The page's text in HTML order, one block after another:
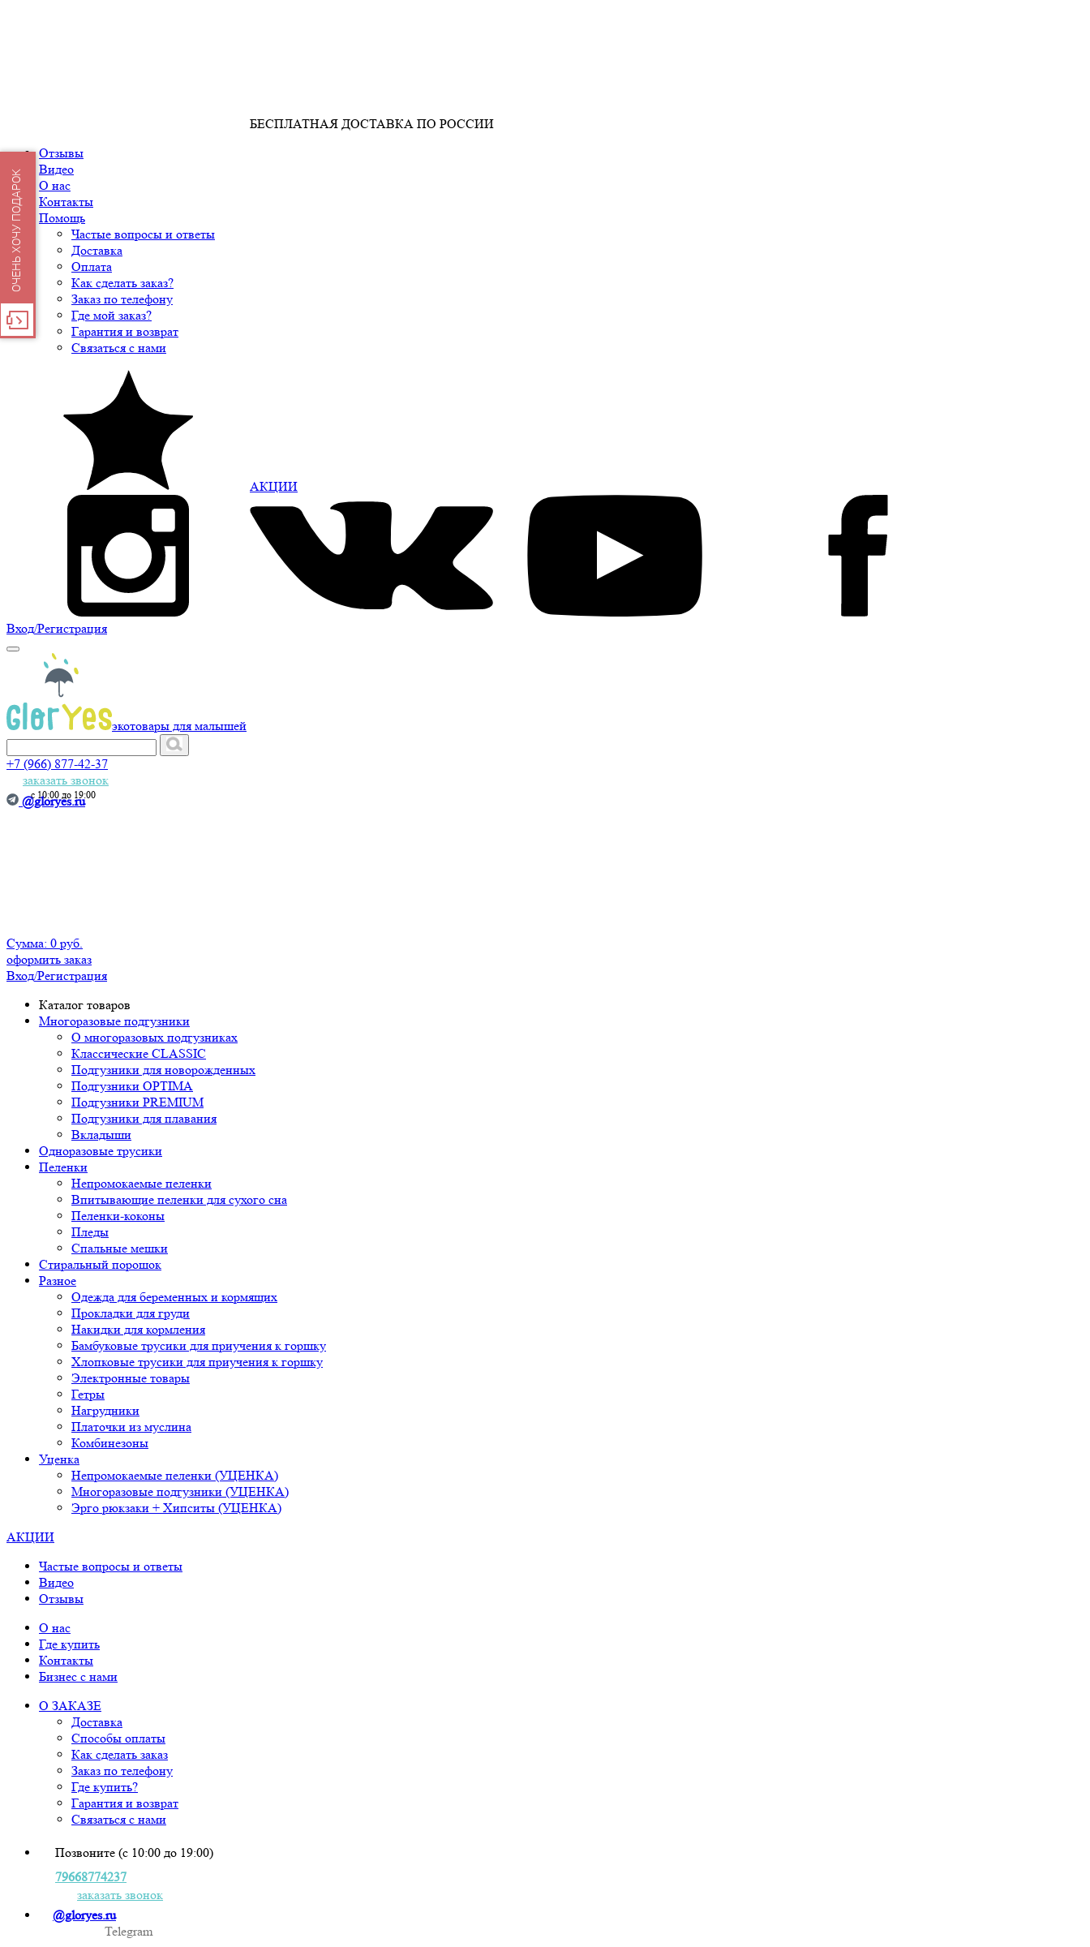
БЕСПЛАТНАЯ ДОСТАВКА ПО РОССИИ
Отзывы
Видео
О нас
Контакты
Помощь
Частые вопросы и ответы
Доставка
Оплата
Как сделать заказ?
Заказ по телефону
Где мой заказ?
Гарантия и возврат
Связаться с нами
АКЦИИ
Вход/Регистрация
экотовары для малышей
+7 (966) 877-42-37
заказать звонок
с 10:00 до 19:00
@gloryes.ru
Сумма: 0 руб.
оформить заказ
Вход/Регистрация
Каталог товаров
Многоразовые подгузники
О многоразовых подгузниках
Классические CLASSIC
Подгузники для новорожденных
Подгузники OPTIMA
Подгузники PREMIUM
Подгузники для плавания
Вкладыши
Одноразовые трусики
Пеленки
Непромокаемые пеленки
Впитывающие пеленки для сухого сна
Пеленки-коконы
Пледы
Спальные мешки
Стиральный порошок
Разное
Одежда для беременных и кормящих
Прокладки для груди
Накидки для кормления
Бамбуковые трусики для приучения к горшку
Хлопковые трусики для приучения к горшку
Электронные товары
Гетры
Нагрудники
Платочки из муслина
Комбинезоны
Уценка
Непромокаемые пеленки (УЦЕНКА)
Многоразовые подгузники (УЦЕНКА)
Эрго рюкзаки + Хипситы (УЦЕНКА)
АКЦИИ
Частые вопросы и ответы
Видео
Отзывы
О нас
Где купить
Контакты
Бизнес с нами
О ЗАКАЗЕ
Доставка
Способы оплаты
Как сделать заказ
Заказ по телефону
Где купить?
Гарантия и возврат
Связаться с нами
Позвоните (с 10:00 до 19:00)
79668774237
заказать звонок
@gloryes.ru
Telegram
ОЧЕНЬ ХОЧУ ПОДАРОК